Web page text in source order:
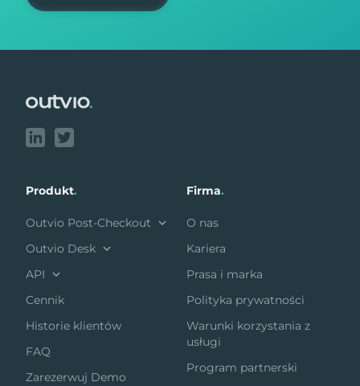
Produkt.
Outvio Post-Checkout
Outvio Desk
API
Cennik
Historie klientów
FAQ
Zarezerwuj Demo
Firma.
O nas
Kariera
Prasa i marka
Polityka prywatności
Warunki korzystania z
usługi
Program partnerski